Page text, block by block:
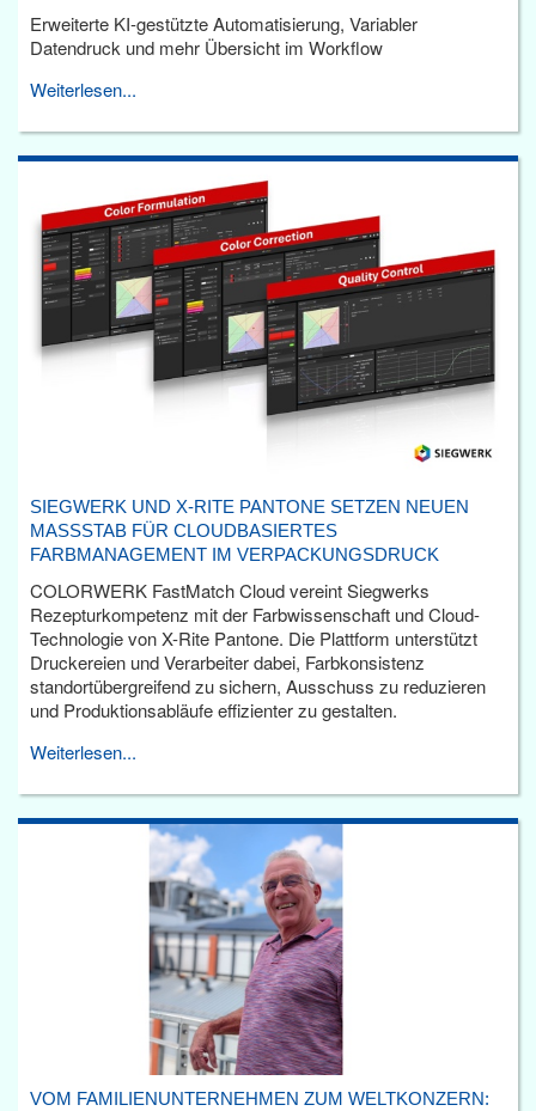
Erweiterte KI-gestützte Automatisierung, Variabler
Datendruck und mehr Übersicht im Workflow
Weiterlesen...
SIEGWERK UND X-RITE PANTONE SETZEN NEUEN
MASSSTAB FÜR CLOUDBASIERTES F
ARBMANAGEMENT IM VERPACKUNGSDRUCK
COLORWERK FastMatch Cloud vereint Siegwerks
Rezepturkompetenz mit der Farbwissenschaft und Cloud-
Technologie von X-Rite Pantone. Die Plattform unterstützt
Druckereien und Verarbeiter dabei, Farbkonsistenz
standortübergreifend zu sichern, Ausschuss zu reduzieren
und Produktionsabläufe effizienter zu gestalten.
Weiterlesen...
VOM FAMILIENUNTERNEHMEN ZUM WELTKONZERN: